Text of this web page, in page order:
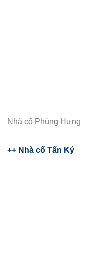
Nhà cổ Phùng Hưng
++ Nhà cổ Tấn Ký